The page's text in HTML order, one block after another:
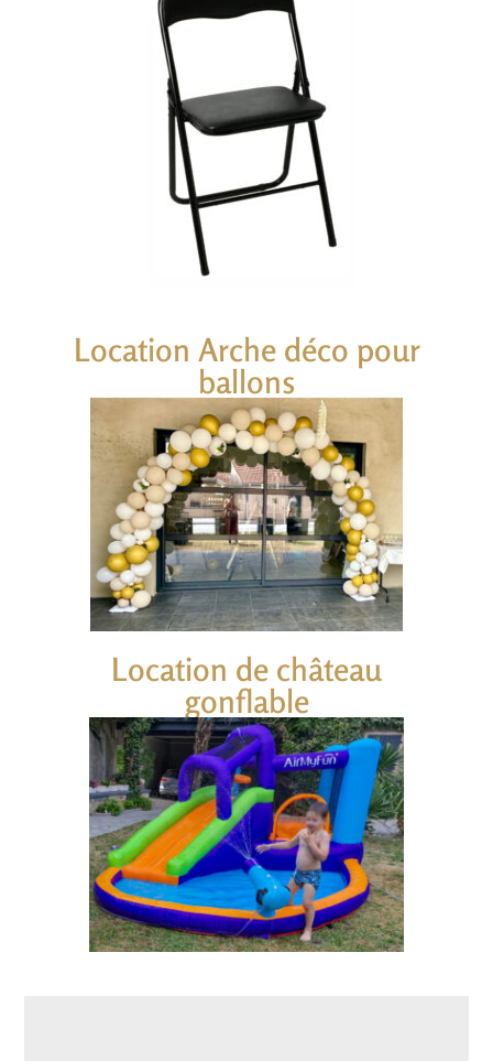
Location Arche déco pour
ballons
Location de château
gonflable